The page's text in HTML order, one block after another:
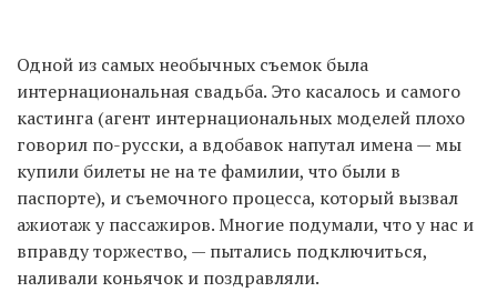
Одной из самых необычных съемок была
интернациональная свадьба. Это касалось и самого
кастинга (агент интернациональных моделей плохо
говорил по-русски, а вдобавок напутал имена — мы
купили билеты не на те фамилии, что были в
паспорте), и съемочного процесса, который вызвал
ажиотаж у пассажиров. Многие подумали, что у нас и
вправду торжество, — пытались подключиться,
наливали коньячок и поздравляли.